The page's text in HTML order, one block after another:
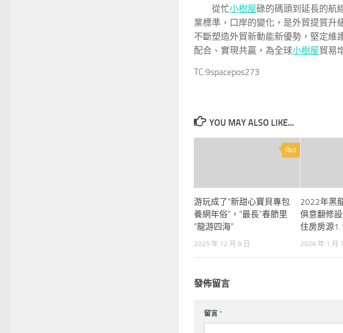
從忙小樹屋碌的碼頭到延長的航
業標準，口岸的變化，是外貿提質升
不斷塑造外貿新動能新優勢，堅定維
配合、實現共贏，為全球小樹屋貿易
TC:9spacepos273
YOU MAY ALSO LIKE...
0
游玩成了“新甜心寶貝專包
養網年俗”，“最長”春節里
“龍游四海”
2025 年 12 月 8 日
2022年黑
俱意翻修
住房房源
2026 年 1 月
發佈留言
留言*